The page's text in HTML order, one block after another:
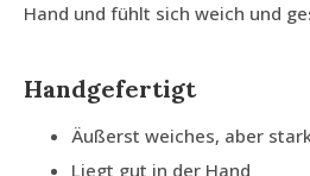
Hand und fühlt sich weich und
Handgefertigt
Äußerst weiches, aber
Liegt gut in der Hand